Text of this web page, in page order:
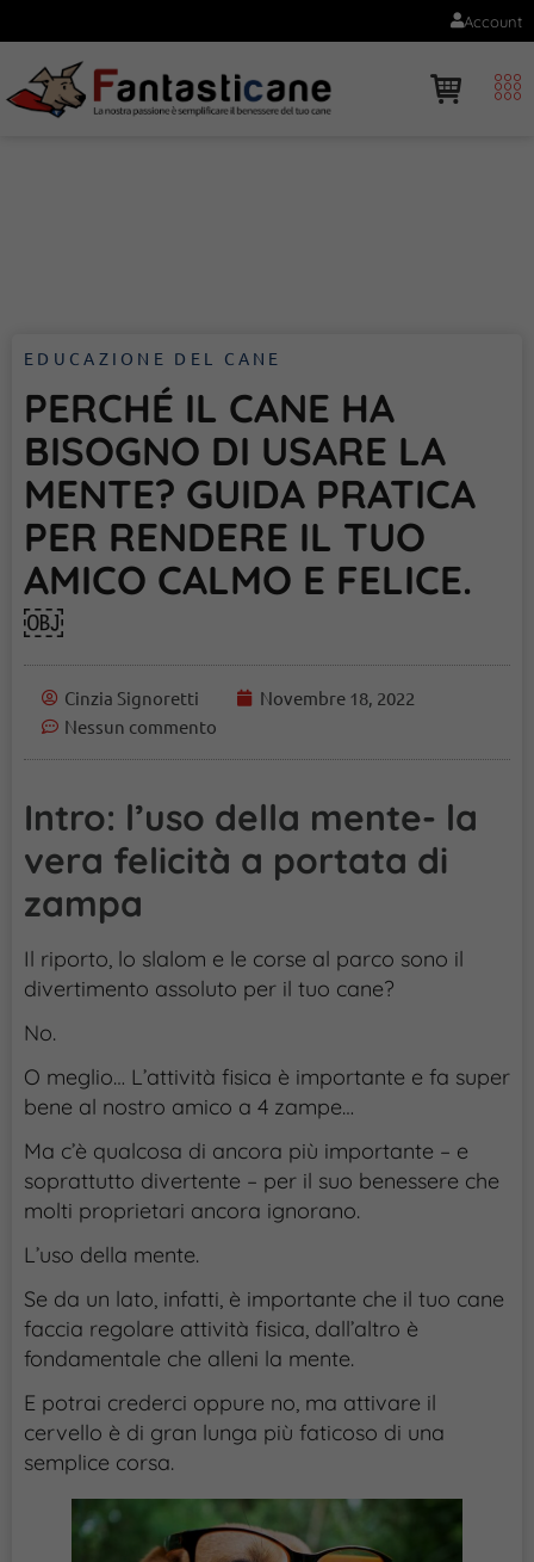
Account
EDUCAZIONE DEL CANE
PERCHÉ IL CANE HA
BISOGNO DI USARE LA
MENTE? GUIDA PRATICA
PER RENDERE IL TUO
AMICO CALMO E FELICE.
￼
Cinzia Signoretti
Novembre 18, 2022
Nessun commento
Intro: l’uso della mente- la
vera felicità a portata di
zampa
Il riporto, lo slalom e le corse al parco sono il
divertimento assoluto per il tuo cane?
No.
O meglio… L’attività fisica è importante e fa super
bene al nostro amico a 4 zampe…
Ma c’è qualcosa di ancora più importante – e
soprattutto divertente – per il suo benessere che
molti proprietari ancora ignorano.
L’uso della mente.
Se da un lato, infatti, è importante che il tuo cane
faccia regolare attività fisica, dall’altro è
fondamentale che alleni la mente.
E potrai crederci oppure no, ma attivare il
cervello è di gran lunga più faticoso di una
semplice corsa.